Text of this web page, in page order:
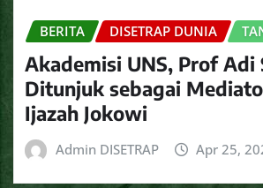
BERITA DISETRAP DUNIA
Akademisi UNS, Prof
Ditunjuk sebagai
Ijazah Jokowi
Admin DISETRAP Apr 25,